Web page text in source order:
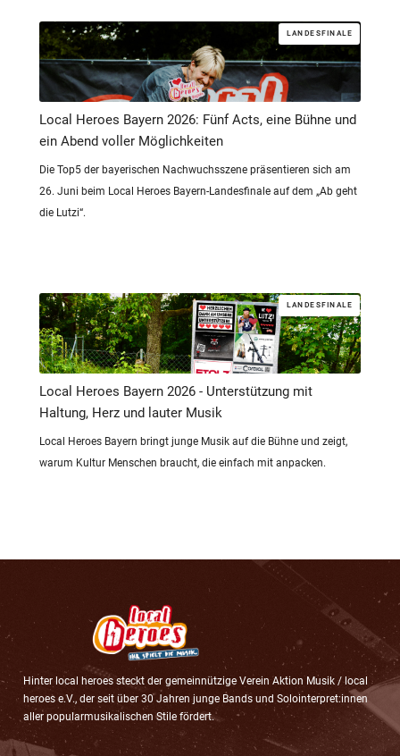
LANDESFINALE
Local Heroes Bayern 2026: Fünf Acts, eine Bühne und
ein Abend voller Möglichkeiten
Die Top5 der bayerischen Nachwuchsszene präsentieren sich am
26. Juni beim Local Heroes Bayern-Landesfinale auf dem „Ab geht
die Lutzi“.
LANDESFINALE
Local Heroes Bayern 2026 - Unterstützung mit
Haltung, Herz und lauter Musik
Local Heroes Bayern bringt junge Musik auf die Bühne und zeigt,
warum Kultur Menschen braucht, die einfach mit anpacken.
Hinter local heroes steckt der gemeinnützige Verein Aktion Musik / local
heroes e.V., der seit über 30 Jahren junge Bands und Solointerpret:innen
aller popularmusikalischen Stile fördert.